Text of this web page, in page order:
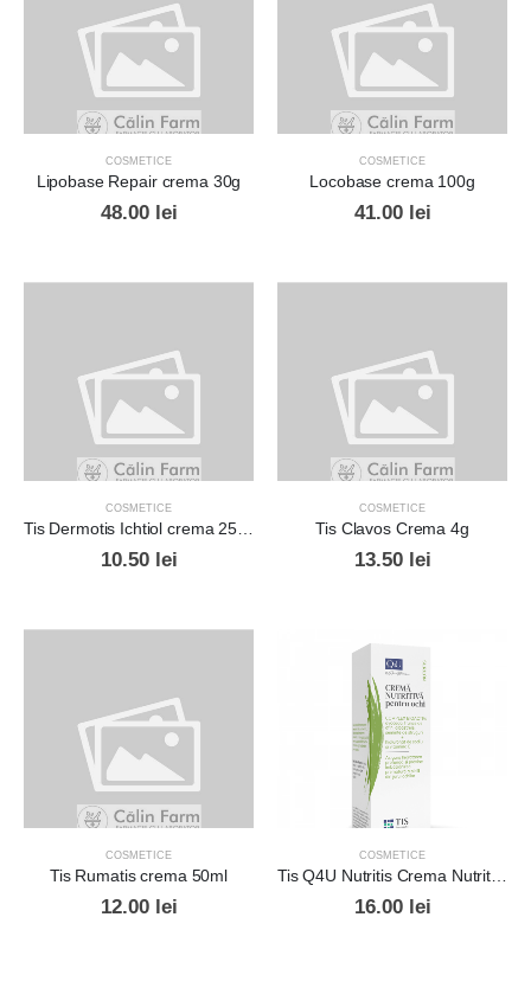
COSMETICE
Lipobase Repair crema 30g
48.00 lei
COSMETICE
Locobase crema 100g
41.00 lei
COSMETICE
Tis Dermotis Ichtiol crema 25ml
10.50 lei
COSMETICE
Tis Clavos Crema 4g
13.50 lei
COSMETICE
Tis Rumatis crema 50ml
12.00 lei
COSMETICE
Tis Q4U Nutritis Crema Nutritiva pt Ochi 20ml
16.00 lei